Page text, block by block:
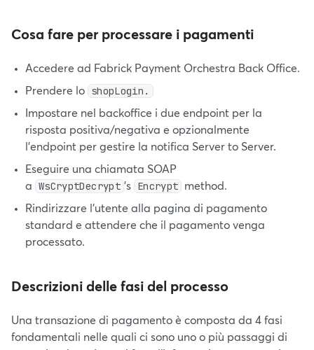
Cosa fare per processare i pagamenti
Accedere ad Fabrick Payment Orchestra Back Office.
Prendere lo
shopLogin.
Impostare nel backoffice i due endpoint per la
risposta positiva/negativa e opzionalmente
l'endpoint per gestire la notifica Server to Server.
Eseguire una chiamata SOAP
a
WsCryptDecrypt ’s Encrypt
method.
Rindirizzare l’utente alla pagina di pagamento
standard e attendere che il pagamento venga
processato.
Descrizioni delle fasi del processo
Una transazione di pagamento è composta da 4 fasi
fondamentali nelle quali ci sono uno o più passaggi di